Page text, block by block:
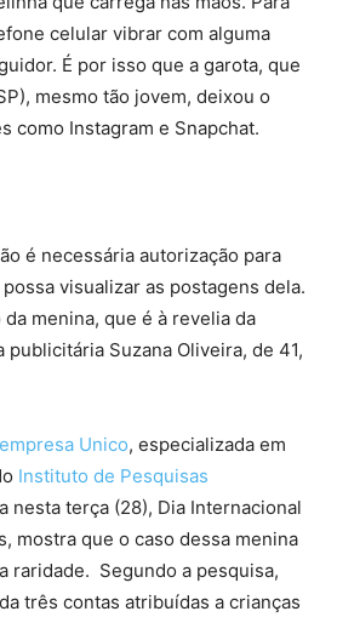
celular vibrar com alguma
É por isso que a garota, que
mesmo tão jovem, deixou o
como Instagram e Snapchat.
é necessária autorização para
visualizar as postagens dela.
menina, que é à revelia da
publicitária Suzana Oliveira, de 41,
empresa Unico, especializada em
Instituto de Pesquisas
nesta terça (28), Dia Internacional
mostra que o caso dessa menina
raridade. Segundo a pesquisa,
três contas atribuídas a crianças